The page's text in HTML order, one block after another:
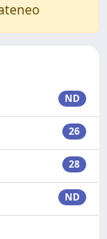
ND
26
28
ND